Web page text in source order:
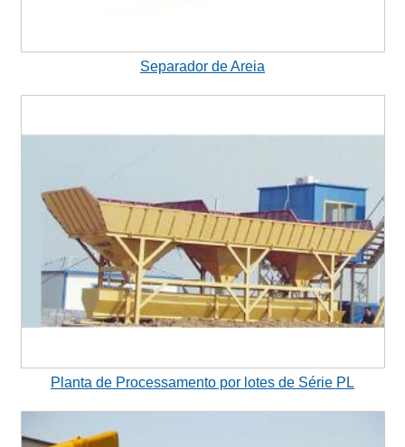
Separador de Areia
Planta de Processamento por lotes de Série PL